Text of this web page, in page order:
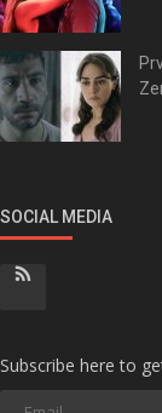
SOCIAL MEDIA
Subscribe here to